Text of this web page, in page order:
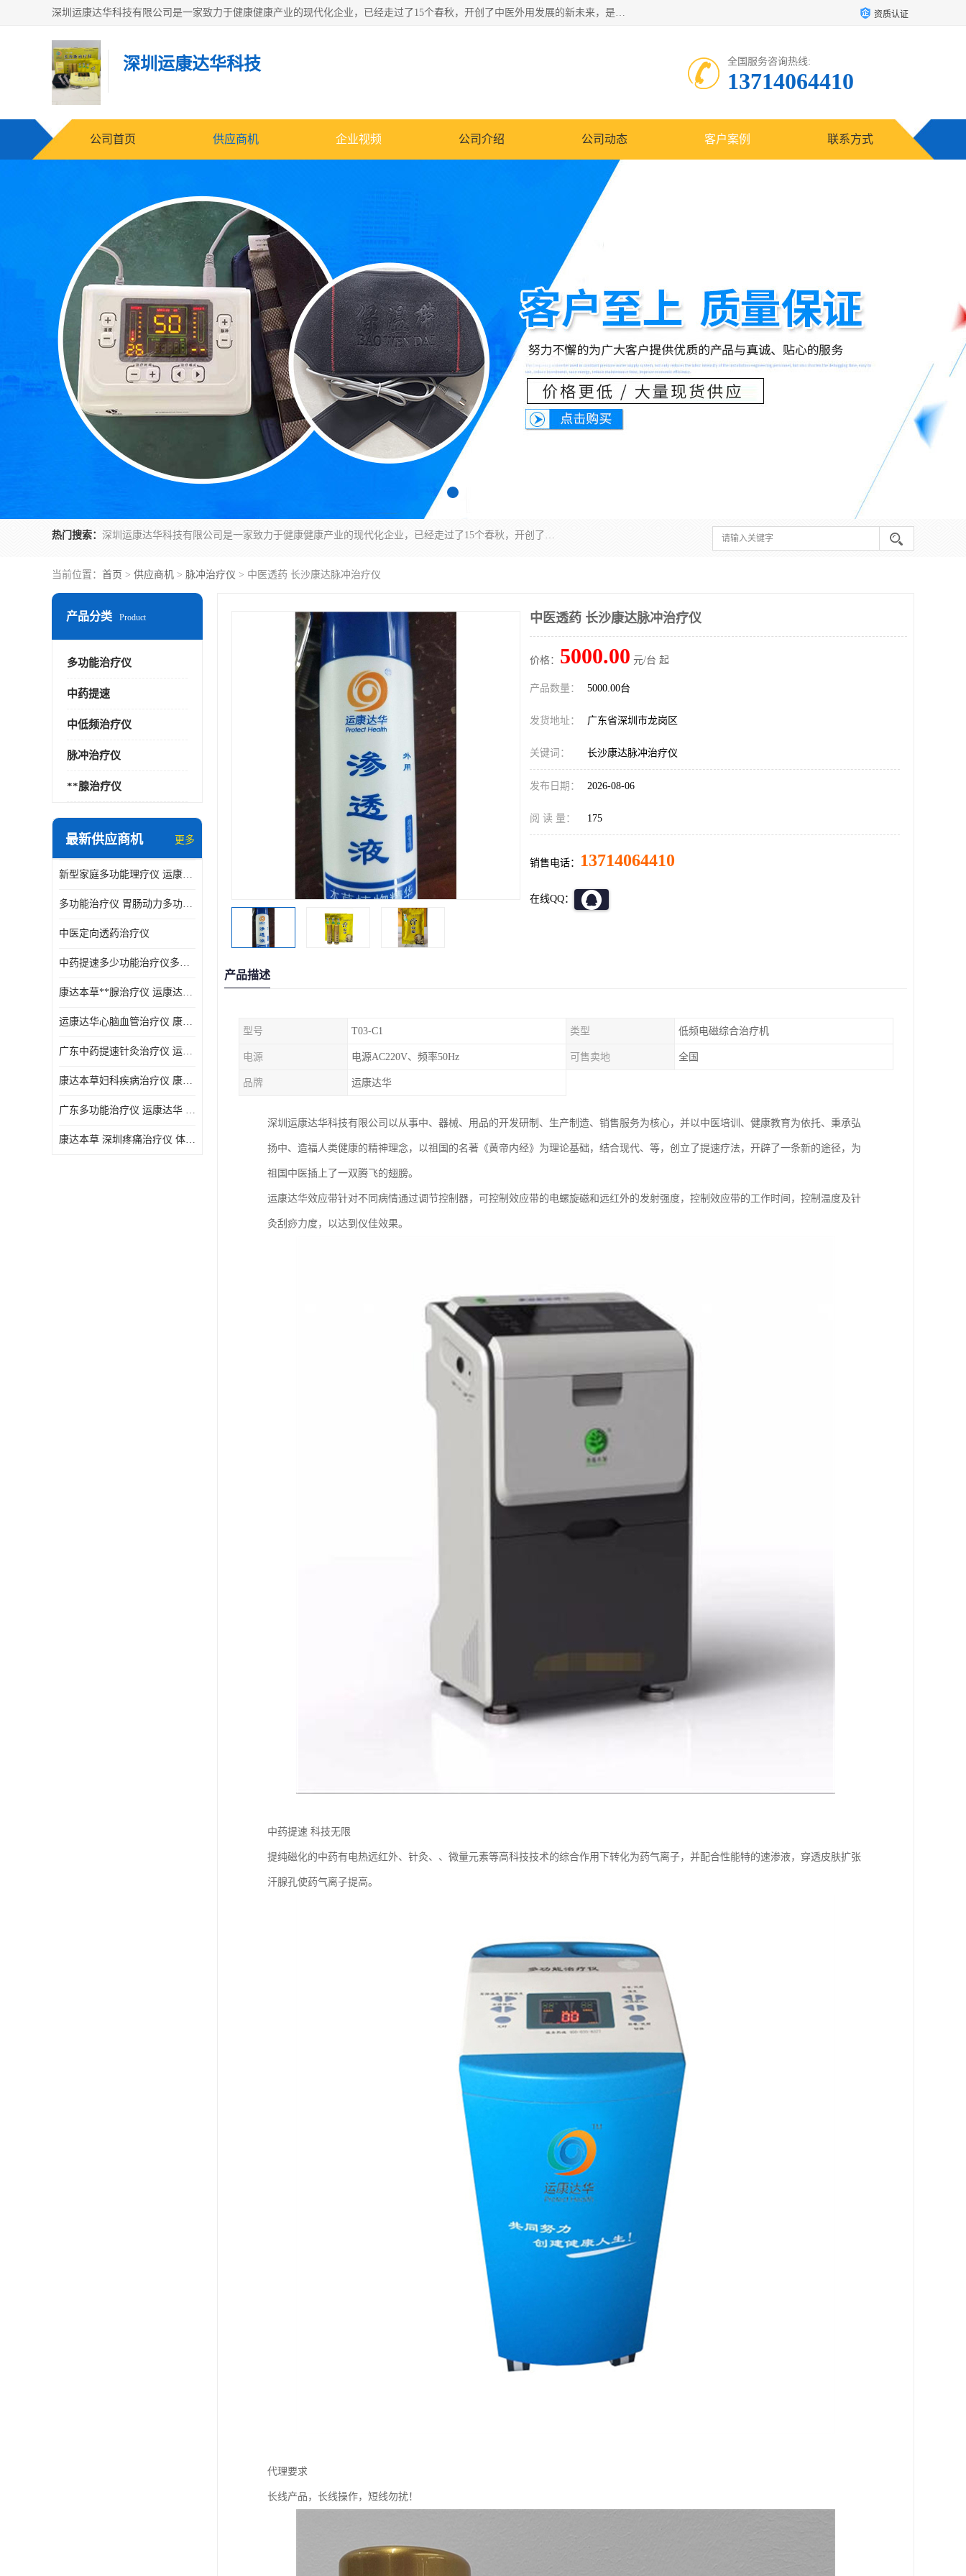
深圳运康达华科技有限公司是一家致力于健康健康产业的现代化企业，已经走过了15个春秋，开创了中医外用发展的新未来，是专业从事中医医疗仪器的研发、生产、销售、服务为一体的子公司，在医疗器械的设计、开发和生产方面率先引进国际先进技术和好的科技人员，先后开发出了场效应治疗仪、多功能治疗仪、颈椎治疗仪、腰椎治疗仪、增效垫等多个系列。 资质认证
深圳运康达华科技 全国服务咨询热线:
13714064410
公司首页 供应商机 企业视频 公司介绍 公司动态 客户案例 联系方式
热门搜索： 深圳运康达华科技有限公司是一家致力于健康健康产业的现代化企业，已经走过了15个春秋，开创了中医外用发展的新未来，是专业从事中医医疗仪器的研发、生产、销售、服务为一体的子公司，在医疗器械的设计、开发和生产方面率先引进国际先进技术和好的科技人员，先后开发出了场效应治疗仪、多功能治疗仪、颈椎治疗仪、腰椎治疗仪、增效垫等多个系列。
当前位置： 首页 > 供应商机 > 脉冲治疗仪 > 中医透药 长沙康达脉冲治疗仪
产品分类 Product
多功能治疗仪
中药提速
中低频治疗仪
脉冲治疗仪
**腺治疗仪
最新供应商机 更多
新型家庭多功能理疗仪 运康达华
多功能治疗仪 胃肠动力多功能治疗仪
中医定向透药治疗仪
中药提速多少功能治疗仪多少钱 实体店仪器
康达本草**腺治疗仪 运康达华 开发新顾客用仪器
运康达华心脑血管治疗仪 康达本草 体验店仪器
广东中药提速针灸治疗仪 运康达华 会销店锁定顾客用仪器
康达本草妇科疾病治疗仪 康达本草 体验店仪器
广东多功能治疗仪 运康达华 深圳运康达华科技有限公司
康达本草 深圳疼痛治疗仪 体验店仪器
中医透药 长沙康达脉冲治疗仪
价格： 5000.00 元/台 起
产品数量： 5000.00台
发货地址： 广东省深圳市龙岗区
关键词： 长沙康达脉冲治疗仪
发布日期： 2026-08-06
阅 读 量： 175
销售电话： 13714064410
在线QQ：
产品描述
型号 T03-C1 类型 低频电磁综合治疗机
电源 电源AC220V、频率50Hz 可售卖地 全国
品牌 运康达华
深圳运康达华科技有限公司以从事中、器械、用品的开发研制、生产制造、销售服务为核心，并以中医培训、健康教育为依托、秉承弘
扬中、造福人类健康的精神理念，以祖国的名著《黄帝内经》为理论基础，结合现代、等，创立了提速疗法，开辟了一条新的途径，为
祖国中医插上了一双腾飞的翅膀。
运康达华效应带针对不同病情通过调节控制器，可控制效应带的电螺旋磁和远红外的发射强度，控制效应带的工作时间，控制温度及针
灸刮痧力度，以达到仪佳效果。
中药提速 科技无限
提纯磁化的中药有电热远红外、针灸、、微量元素等高科技技术的综合作用下转化为药气离子，并配合性能特的速渗液，穿透皮肤扩张
汗腺孔使药气离子提高。
代理要求
长线产品，长线操作，短线勿扰！